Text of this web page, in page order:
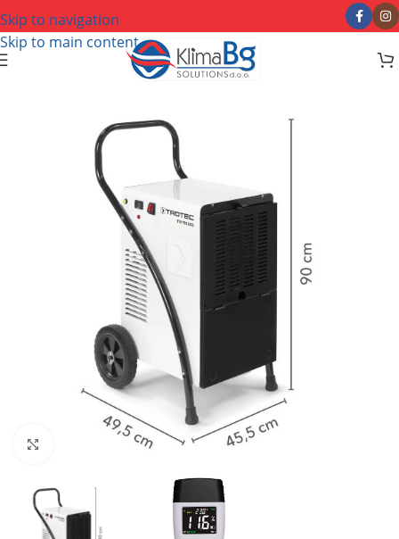
Skip to navigation
Skip to main content
Kliknite za uvećanje